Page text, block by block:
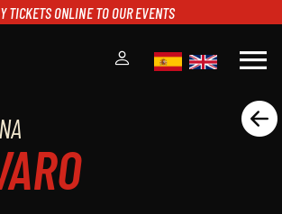
TICKETS ONLINE TO OUR EVENTS
menu
CALENDARIO
TORNEOS